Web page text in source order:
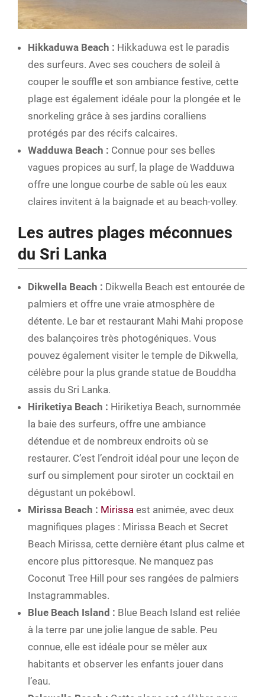
Hikkaduwa Beach : Hikkaduwa est le paradis
des surfeurs. Avec ses couchers de soleil à
couper le souffle et son ambiance festive, cette
plage est également idéale pour la plongée et le
snorkeling grâce à ses jardins coralliens
protégés par des récifs calcaires.
Wadduwa Beach : Connue pour ses belles
vagues propices au surf, la plage de Wadduwa
offre une longue courbe de sable où les eaux
claires invitent à la baignade et au beach-volley.
Les autres plages méconnues
du Sri Lanka
Dikwella Beach : Dikwella Beach est entourée de
palmiers et offre une vraie atmosphère de
détente. Le bar et restaurant Mahi Mahi propose
des balançoires très photogéniques. Vous
pouvez également visiter le temple de Dikwella,
célèbre pour la plus grande statue de Bouddha
assis du Sri Lanka.
Hiriketiya Beach : Hiriketiya Beach, surnommée
la baie des surfeurs, offre une ambiance
détendue et de nombreux endroits où se
restaurer. C’est l’endroit idéal pour une leçon de
surf ou simplement pour siroter un cocktail en
dégustant un pokébowl.
Mirissa Beach : Mirissa est animée, avec deux
magnifiques plages : Mirissa Beach et Secret
Beach Mirissa, cette dernière étant plus calme et
encore plus pittoresque. Ne manquez pas
Coconut Tree Hill pour ses rangées de palmiers
Instagrammables.
Blue Beach Island : Blue Beach Island est reliée
à la terre par une jolie langue de sable. Peu
connue, elle est idéale pour se mêler aux
habitants et observer les enfants jouer dans
l’eau.